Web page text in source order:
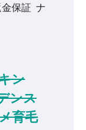
金保証 ナ
ン
ンス
育毛